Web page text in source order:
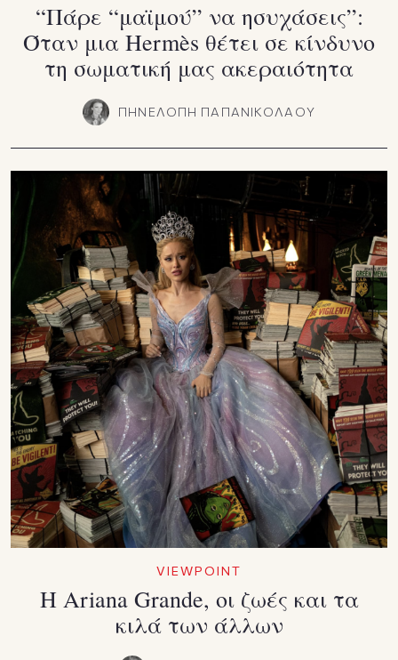
“Πάρε “μαϊμού” να ησυχάσεις”:
Όταν μια Hermès θέτει σε κίνδυνο
τη σωματική μας ακεραιότητα
ΠΗΝΕΛΟΠΗ ΠΑΠΑΝΙΚΟΛΑΟΥ
VIEWPOINT
Η Ariana Grande, οι ζωές και τα
κιλά των άλλων